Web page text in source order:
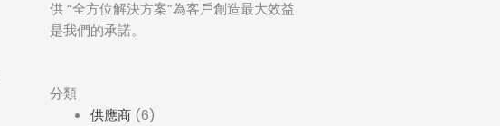
供 “全方位解決方案”為客戶創造最大效益
是我們的承諾。
分類
供應商 (6)